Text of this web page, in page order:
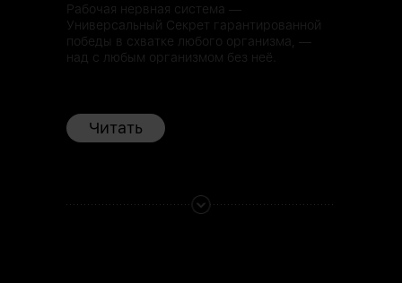
Рабочая нервная система —
Универсальный Секрет гарантированной
победы в схватке любого организма, —
над с любым организмом без неё.
Читать